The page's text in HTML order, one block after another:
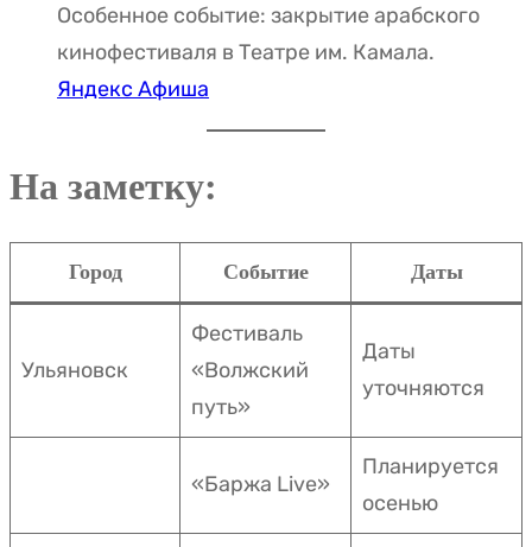
Особенное событие: закрытие арабского
кинофестиваля в Театре им. Камала.
Яндекс Афиша
На заметку:
Город Событие Даты
Ульяновск
Фестиваль
«Волжский
путь»
Даты
уточняются
«Баржа Live»
Планируется
осенью